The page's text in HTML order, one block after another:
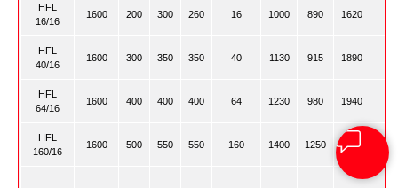
HFL
16/16
1600 200 300 260 16 1000 890 1620
HFL
40/16
1600 300 350 350 40 1130 915 1890
HFL
64/16
1600 400 400 400 64 1230 980 1940
HFL
160/16
1600 500 550 550 160 1400 1250 2100